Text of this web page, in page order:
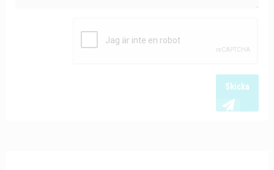
Skicka